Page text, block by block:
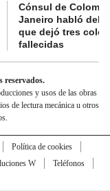
Cónsul de
Janeiro habló del
que dejó tres
fallecidas
reservados.
y usos de las obras
de lectura mecánica u otros
Política de cookies
W
Teléfonos